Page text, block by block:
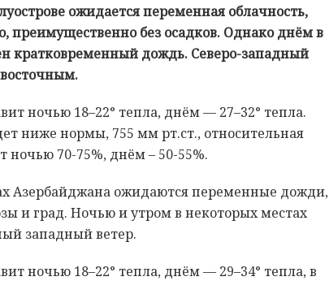
ожидается переменная облачность,
преимущественно без осадков. Однако днём в
кратковременный дождь. Северо-западный
ночью 18–22° тепла, днём — 27–32° тепла.
ниже нормы, 755 мм рт.ст., относительная
ночью 70-75%, днём – 50-55%.
Азербайджана ожидаются переменные дожди,
и град. Ночью и утром в некоторых местах
западный ветер.
ночью 18–22° тепла, днём — 29–34° тепла, в